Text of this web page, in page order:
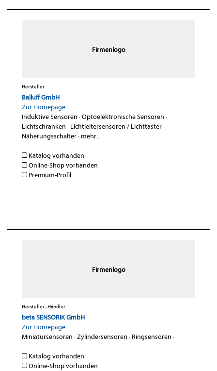
Firmenlogo
Hersteller
Balluff GmbH
Zur Homepage
Induktive Sensoren ·Optoelektronische Sensoren ·
Lichtschranken · Lichtleitersensoren / Lichttaster·
Näherungsschalter· mehr...
Katalog vorhanden
Online-Shop vorhanden
Premium-Profil
Firmenlogo
Hersteller , Händler
beta SENSORIK GmbH
Zur Homepage
Miniatursensoren ·Zylindersensoren · Ringsensoren ·
Katalog vorhanden
Online-Shop vorhanden